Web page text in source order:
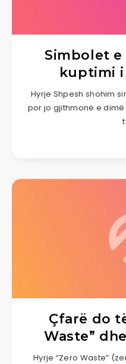
Simbolet
kuptimi
Hyrje Shpesh shohim
por jo gjithmonë e
Çfarë do
Waste”
Hyrje “Zero Waste”